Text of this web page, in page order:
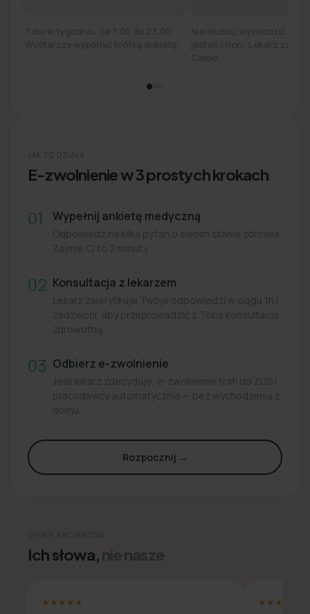
7 dni w tygodniu, od 7:00 do 23:00.
Wystarczy wypełnić krótką ankietę.
Nie musisz wychodzić z
jesteś chory. Lekarz
Ciebie.
JAK TO DZIAŁA
E-zwolnienie w 3 prostych krokach
01 Wypełnij ankietę medyczną
Odpowiedz na kilka pytań o swoim stanie zdrowia.
Zajmie Ci to 2 minuty.
02 Konsultacja z lekarzem
Lekarz zweryfikuje Twoje odpowiedzi w ciągu 1h i
zadzwoni, aby przeprowadzić z Tobą konsultację
zdrowotną.
03 Odbierz e-zwolnienie
Jeśli lekarz zdecyduje, e-zwolnienie trafi do ZUS i
pracodawcy automatycznie — bez wychodzenia z
domu.
Rozpocznij →
OPINIE PACJENTÓW
Ich słowa,nie nasze
★★★★★ ★★★★★